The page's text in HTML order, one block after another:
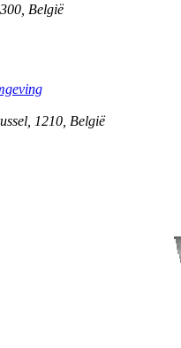
België
1210 België